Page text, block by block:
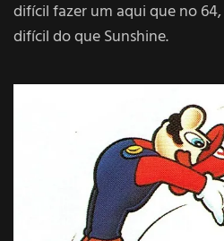
difícil fazer um aqui que no
difícil do que Sunshine.